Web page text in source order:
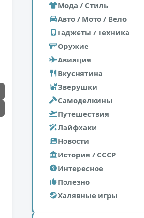
Мода / Стиль
Авто / Мото / Вело
Гаджеты / Техника
Оружие
Авиация
Вкуснятина
Зверушки
Самоделкины
Путешествия
Лайфхаки
Новости
История / СССР
Интересное
Полезно
Халявные игры